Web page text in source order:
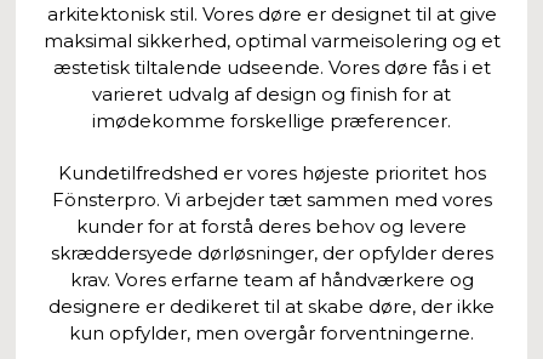
arkitektonisk stil. Vores døre er designet til at give
maksimal sikkerhed, optimal varmeisolering og et
æstetisk tiltalende udseende. Vores døre fås i et
varieret udvalg af design og finish for at
imødekomme forskellige præferencer.
Kundetilfredshed er vores højeste prioritet hos
Fönsterpro. Vi arbejder tæt sammen med vores
kunder for at forstå deres behov og levere
skræddersyede dørløsninger, der opfylder deres
krav. Vores erfarne team af håndværkere og
designere er dedikeret til at skabe døre, der ikke
kun opfylder, men overgår forventningerne.